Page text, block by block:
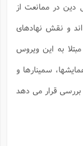
دین در ممانعت از
و نقش نهادهای
به این ویروس
سمینارها و
قرار می دهد